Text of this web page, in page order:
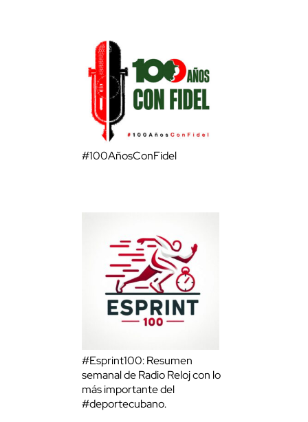
#100AñosConFidel
#Esprint100: Resumen
semanal de Radio Reloj con lo
más importante del
#deportecubano.